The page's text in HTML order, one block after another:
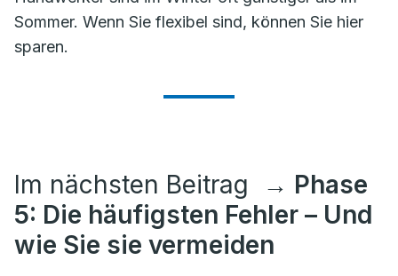
Sommer. Wenn Sie flexibel sind, können Sie hier
sparen.
Im nächsten Beitrag
→ Phase
5: Die häufigsten Fehler – Und
wie Sie sie vermeiden